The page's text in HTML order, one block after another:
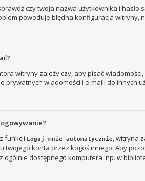
czy twoja nazwa użytkownika i hasło
powoduje błędna konfiguracja witryny,
witryny zależy czy, aby pisać
prywatnych wiadomości i e-maili do
funkcji Loguj mnie automatycznie, witryna
twojego konta przez kogoś innego. Aby
dostępnego komputera, np. w